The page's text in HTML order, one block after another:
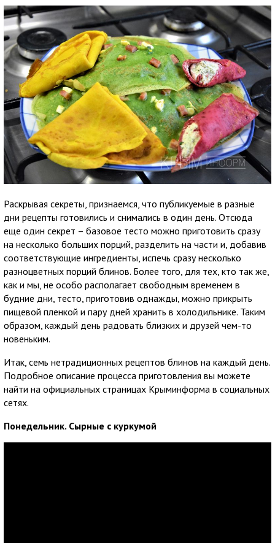
Раскрывая секреты, признаемся, что публикуемые в разные
дни рецепты готовились и снимались в один день. Отсюда
еще один секрет – базовое тесто можно приготовить сразу
на несколько больших порций, разделить на части и, добавив
соответствующие ингредиенты, испечь сразу несколько
разноцветных порций блинов. Более того, для тех, кто так же,
как и мы, не особо располагает свободным временем в
будние дни, тесто, приготовив однажды, можно прикрыть
пищевой пленкой и пару дней хранить в холодильнике. Таким
образом, каждый день радовать близких и друзей чем-то
новеньким.
Итак, семь нетрадиционных рецептов блинов на каждый день.
Подробное описание процесса приготовления вы можете
найти на официальных страницах Крыминформа в социальных
сетях.
Понедельник. Сырные с куркумой